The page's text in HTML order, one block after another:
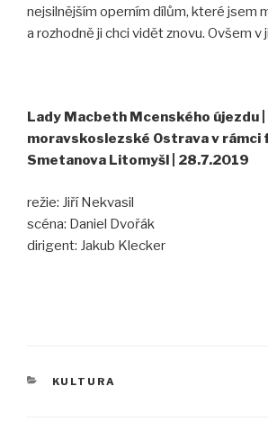
nejsilnějším operním dílům, které jsem
a rozhodně ji chci vidět znovu. Ovšem v
Lady Macbeth Mcenského újezdu
moravskoslezské Ostrava v rámci
Smetanova Litomyšl | 28.7.2019
režie: Jiří Nekvasil
scéna: Daniel Dvořák
dirigent: Jakub Klecker
RUBRIKY
KULTURA